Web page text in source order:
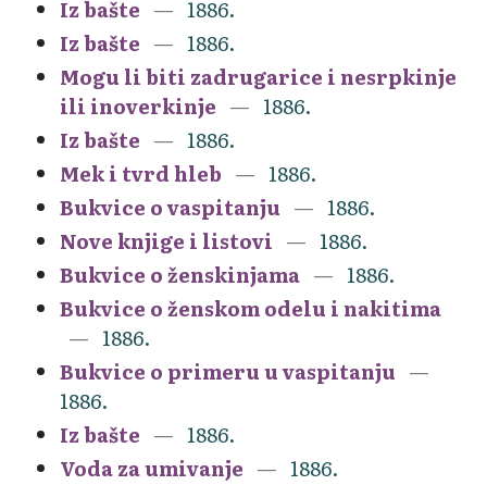
Iz bašte
1886.
Iz bašte
1886.
Mogu li biti zadrugarice i nesrpkinje
ili inoverkinje
1886.
Iz bašte
1886.
Mek i tvrd hleb
1886.
Bukvice o vaspitanju
1886.
Nove knjige i listovi
1886.
Bukvice o ženskinjama
1886.
Bukvice o ženskom odelu i nakitima
1886.
Bukvice o primeru u vaspitanju
1886.
Iz bašte
1886.
Voda za umivanje
1886.